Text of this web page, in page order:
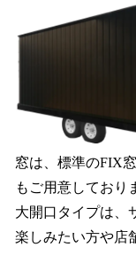
窓は、標準のFIX
もご用意しており
大開口タイプは、
楽しみたい方や店